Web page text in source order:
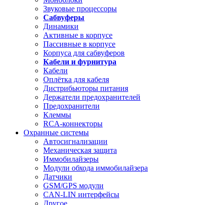
Звуковые процессоры
Сабвуферы
Динамики
Активные в корпусе
Пассивные в корпусе
Корпуса для сабвуферов
Кабели и фурнитура
Кабели
Оплётка для кабеля
Дистрибьюторы питания
Держатели предохранителей
Предохранители
Клеммы
RCA-коннекторы
Охранные системы
Автосигнализации
Механическая защита
Иммобилайзеры
Модули обхода иммобилайзера
Датчики
GSM/GPS модули
CAN-LIN интерфейсы
Другое